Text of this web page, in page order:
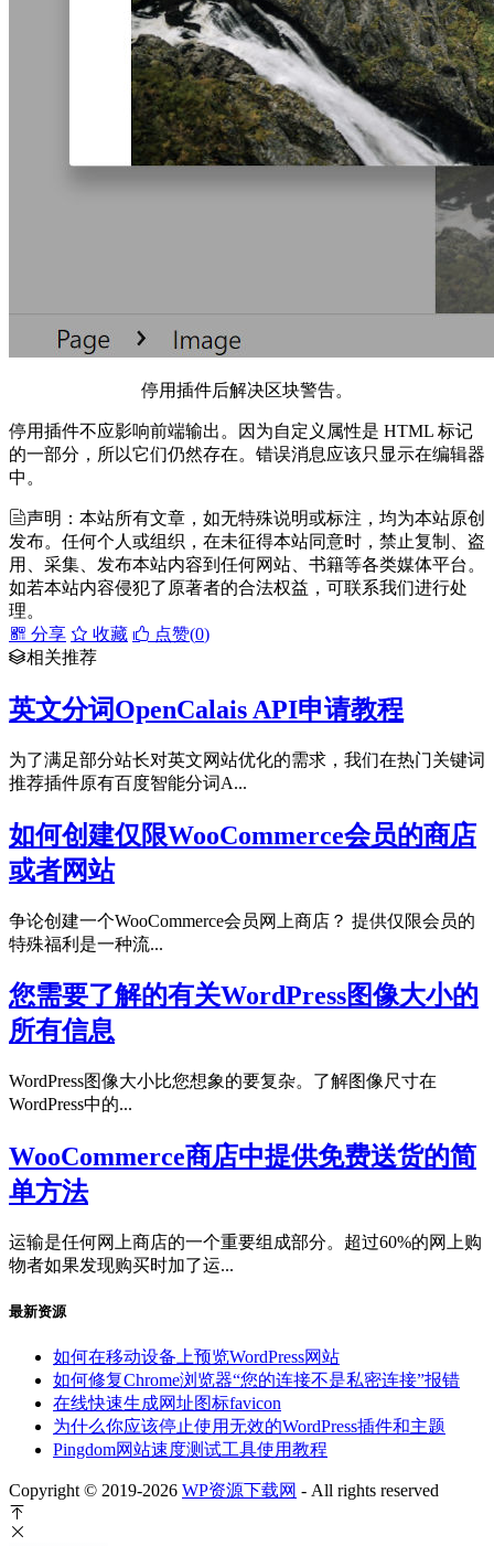
停用插件后解决区块警告。
停用插件不应影响前端输出。因为自定义属性是 HTML 标记
的一部分，所以它们仍然存在。错误消息应该只显示在编辑器
中。
声明：本站所有文章，如无特殊说明或标注，均为本站原创
发布。任何个人或组织，在未征得本站同意时，禁止复制、盗
用、采集、发布本站内容到任何网站、书籍等各类媒体平台。
如若本站内容侵犯了原著者的合法权益，可联系我们进行处
理。
分享
收藏 点赞(0)
相关推荐
英文分词OpenCalais API申请教程
为了满足部分站长对英文网站优化的需求，我们在热门关键词
推荐插件原有百度智能分词A...
如何创建仅限WooCommerce会员的商店
或者网站
争论创建一个WooCommerce会员网上商店？ 提供仅限会员的
特殊福利是一种流...
您需要了解的有关WordPress图像大小的
所有信息
WordPress图像大小比您想象的要复杂。了解图像尺寸在
WordPress中的...
WooCommerce商店中提供免费送货的简
单方法
运输是任何网上商店的一个重要组成部分。超过60%的网上购
物者如果发现购买时加了运...
最新资源
如何在移动设备上预览WordPress网站
如何修复Chrome浏览器“您的连接不是私密连接”报错
在线快速生成网址图标favicon
为什么你应该停止使用无效的WordPress插件和主题
Pingdom网站速度测试工具使用教程
Copyright © 2019-2026 WP资源下载网 - All rights reserved